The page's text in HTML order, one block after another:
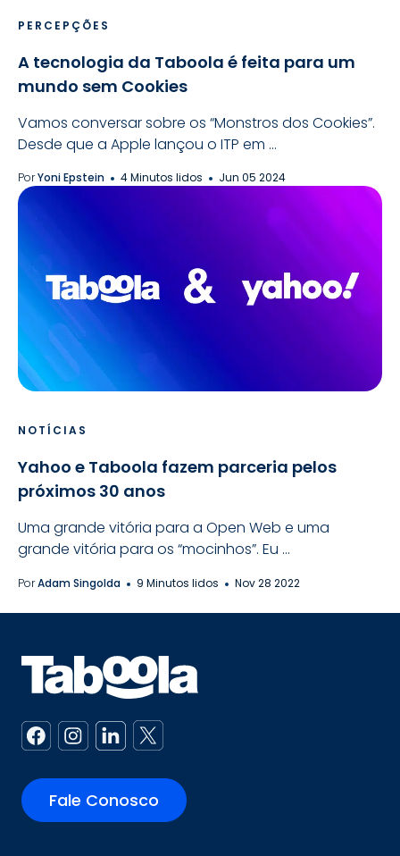
PERCEPÇÕES
A tecnologia da Taboola é feita para um
mundo sem Cookies
Vamos conversar sobre os “Monstros dos Cookies”.
Desde que a Apple lançou o ITP em ...
PorYoni Epstein 4 Minutos lidos Jun 05 2024
NOTÍCIAS
Yahoo e Taboola fazem parceria pelos
próximos 30 anos
Uma grande vitória para a Open Web e uma
grande vitória para os “mocinhos”. Eu ...
PorAdam Singolda 9 Minutos lidos Nov 28 2022
Fale Conosco